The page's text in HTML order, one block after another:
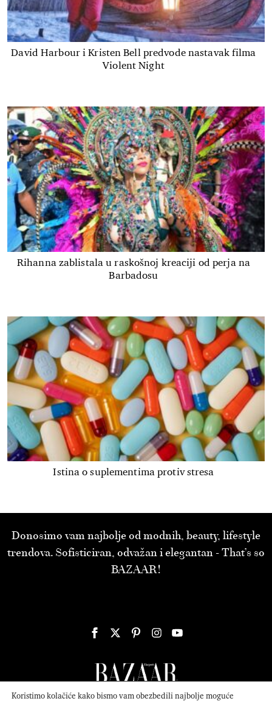
David Harbour i Kristen Bell predvode nastavak filma
Violent Night
Rihanna zablistala u raskošnoj kreaciji od perja na
Barbadosu
Istina o suplementima protiv stresa
Donosimo vam najbolje od modnih, beauty, lifestyle
trendova. Sofisticiran, odvažan i elegantan - That’s so
BAZAAR!
Koristimo kolačiće kako bismo vam obezbedili najbolje moguće